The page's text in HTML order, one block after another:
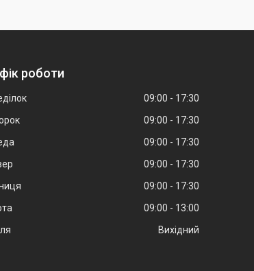
роботи
09:00
17:30
09:00
17:30
09:00
17:30
09:00
17:30
09:00
17:30
09:00
13:00
Вихідний